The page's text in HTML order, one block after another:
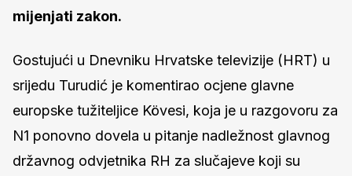
mijenjati zakon.
Gostujući u Dnevniku Hrvatske televizije (HRT) u
srijedu Turudić je komentirao ocjene glavne
europske tužiteljice Kövesi, koja je u razgovoru za
N1 ponovno dovela u pitanje nadležnost glavnog
državnog odvjetnika RH za slučajeve koji su